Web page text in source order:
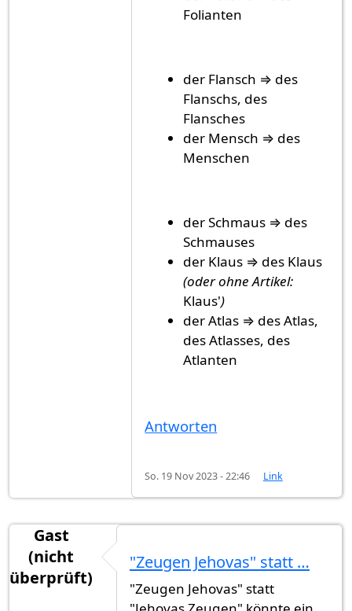
Folianten
der Flansch ⇒ des
Flanschs, des
Flansches
der Mensch ⇒ des
Menschen
der Schmaus ⇒ des
Schmauses
der Klaus ⇒ des Klaus
(oder ohne Artikel:
Klaus')
der Atlas ⇒ des Atlas,
des Atlasses, des
Atlanten
Antworten
So. 19 Nov 2023 - 22:46 Link
Gast
(nicht
überprüft)
"Zeugen Jehovas" statt …
"Zeugen Jehovas" statt